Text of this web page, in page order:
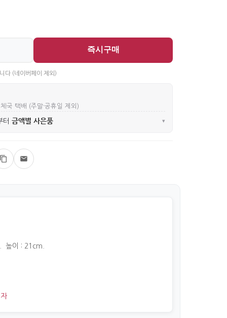
즉시구매
다 (네이버페이 제외)
국 택배 (주말·공휴일 제외)
터 금액별 사은품 ▾
높이 : 21cm.